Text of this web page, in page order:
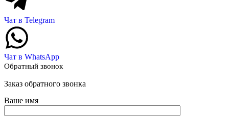
Чат в Telegram
Чат в WhatsApp
Обратный звонок
Заказ обратного звонка
Ваше имя